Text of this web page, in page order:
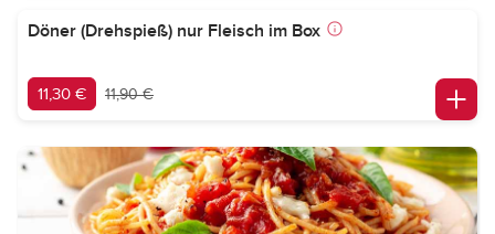
Döner (Drehspieß) nur Fleisch im Box
11,30 € 11,90 €